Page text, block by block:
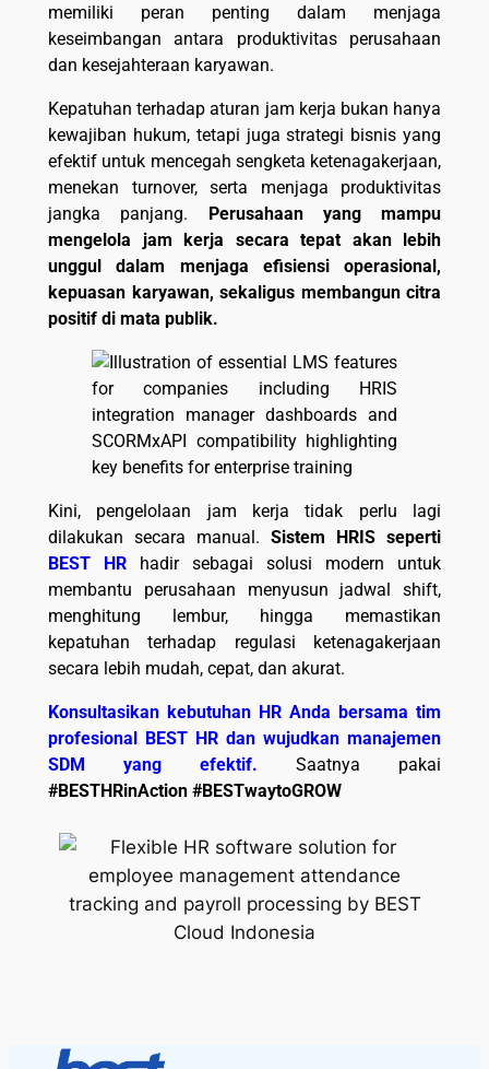
memiliki peran penting dalam menjaga
keseimbangan antara produktivitas perusahaan
dan kesejahteraan karyawan.
Kepatuhan terhadap aturan jam kerja bukan hanya
kewajiban hukum, tetapi juga strategi bisnis yang
efektif untuk mencegah sengketa ketenagakerjaan,
menekan turnover, serta menjaga produktivitas
jangka panjang. Perusahaan yang mampu
mengelola jam kerja secara tepat akan lebih
unggul dalam menjaga efisiensi operasional,
kepuasan karyawan, sekaligus membangun citra
positif di mata publik.
Kini, pengelolaan jam kerja tidak perlu lagi
dilakukan secara manual. Sistem HRIS seperti
BEST HR hadir sebagai solusi modern untuk
membantu perusahaan menyusun jadwal shift,
menghitung lembur, hingga memastikan
kepatuhan terhadap regulasi ketenagakerjaan
secara lebih mudah, cepat, dan akurat.
Konsultasikan kebutuhan HR Anda bersama tim
profesional BEST HR dan wujudkan manajemen
SDM yang efektif. Saatnya pakai
#BESTHRinAction #BESTwaytoGROW